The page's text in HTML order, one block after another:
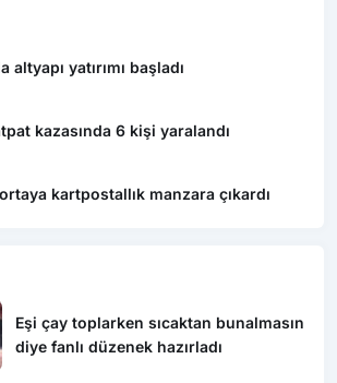
altyapı yatırımı başladı
kazasında 6 kişi yaralandı
kartpostallık manzara çıkardı
Eşi çay toplarken sıcaktan bunalmasın
diye fanlı düzenek hazırladı